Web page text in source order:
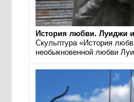
История любви. Луиджи
Скульптура «История
необыкновенной любви